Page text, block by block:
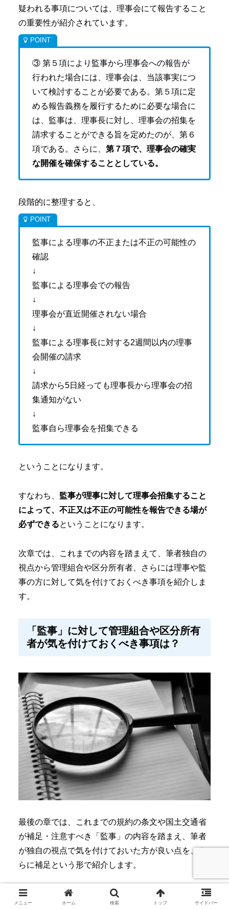
疑われる事項については、理事会にて報告すること
の重要性が紹介されています。
③ 第５項により監事から理事会への報告が
行われた場合には、理事会は、当該事実につ
いて検討することが必要である。第５項に定
める報告義務を履行するために必要な場合に
は、監事は、理事長に対し、理事会の招集を
請求することができる旨を定めたのが、第６
項である。さらに、 第７項で、理事会の確実
な開催を確保することとしている。
段階的に整理すると、
監事による理事の不正または不正の可能性の
確認
↓
監事による理事会での報告
↓
理事会が直近開催されない場合
↓
監事による理事長に対する2週間以内の理事
会開催の請求
↓
請求から5日経っても理事長から理事会の招
集通知がない
↓
監事自ら理事会を招集できる
ということになります。
すなわち、 監事が理事に対して理事会招集すること
によって、不正又は不正の可能性を報告できる場が
必ずできるということになります。
次章では、これまでの内容を踏まえて、筆者独自の
視点から管理組合や区分所有者、さらには理事や監
事の方に対して気を付けておくべき事項を紹介しま
す。
「監事」に対して管理組合や区分所有
者が気を付けておくべき事項は？
最後の章では、これまでの規約の条文や国土交通省
が補足・注意すべき「監事」の内容を踏まえ、筆者
が独自の視点で気を付けておいた方が良い点を、さ
らに補足という形で紹介します。
監事は理事長とともに非常に重要な立ち位
メニュー ホーム 検索 トップ サイドバー